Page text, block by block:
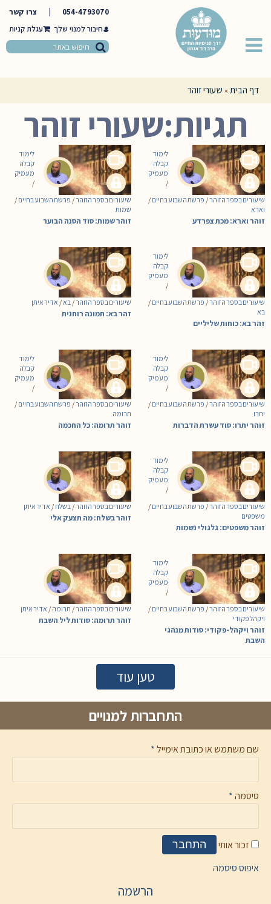
054-4793070
צרו קשר
חיבור למנוי שלך
דף הבית» שעורי זוהר
תגיות:שעורי זוהר
לימוד
קבלה
מעמיק
/
שיעורים בספר הזוהר/ פרשת השבוע בחיים /
שמות
זוהר שמות: סוד הסנה הבוער
לימוד
קבלה
מעמיק
/
שיעורים בספר הזוהר/ פרשת השבוע בחיים /
וארא
זוהר וארא: מכת צפרדע
שיעורים בספר הזוהר/ בא/ אדיר איתן
זהר בא: תמונה רוחנית
לימוד
קבלה
מעמיק
/
שיעורים בספר הזוהר/ פרשת השבוע בחיים /
בא
זהר בא: כוחות שליליים
לימוד
קבלה
מעמיק
/
שיעורים בספר הזוהר/ פרשת השבוע בחיים /
תרומה
זוהר תרומה: כל החכמה
לימוד
קבלה
מעמיק
/
שיעורים בספר הזוהר/ פרשת השבוע בחיים /
יתרו
זוהר יתרו: סוד עשרת הדברות
שיעורים בספר הזוהר/ בשלח / אדיר איתן
זוהר בשלח: מה תצעק אלי
לימוד
קבלה
מעמיק
/
שיעורים בספר הזוהר/ פרשת השבוע בחיים /
משפטים
זוהר משפטים: גלגולי נשמות
שיעורים בספר הזוהר/ תרומה / אדיר איתן
זוהר תרומה: סודות ליל השבת
לימוד
קבלה
מעמיק
/
שיעורים בספר הזוהר/ פרשת השבוע בחיים /
ויקהל פקודי
זוהר ויקהל-פקודי: סודות מנהגי
השבת
טען עוד
התחברות למנויים
שם משתמש או כתובת אימייל*
סיסמה*
זכור אותי התחבר
איפוס סיסמה
הרשמה